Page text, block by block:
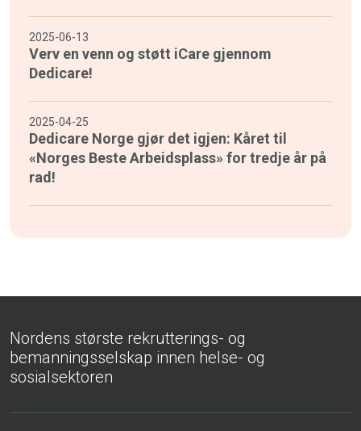
2025-06-13
Verv en venn og støtt iCare gjennom
Dedicare!
2025-04-25
Dedicare Norge gjør det igjen: Kåret til
«Norges Beste Arbeidsplass» for tredje år på
rad!
Nordens største rekrutterings- og
bemanningsselskap innen helse- og
sosialsektoren